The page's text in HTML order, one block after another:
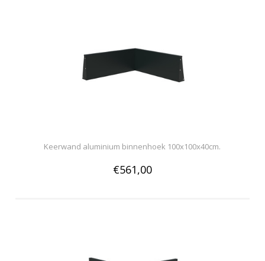
Keerwand aluminium binnenhoek 100x100x40cm.
€561,00